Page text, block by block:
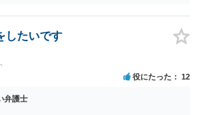
おられますが，そのようなことはありませ
がある。 ・所有している財産の価値が大
合がある。 ＜自己破産のデメリット＞ ・
よっては破産が認められない。 ・所有し
価値があるもの）は，原則として保持で
ればと思います。
したいです
役にたった 12
弁護士